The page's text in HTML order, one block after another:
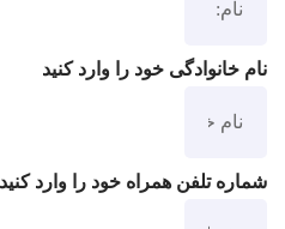
نام خانوادگی خود را وارد کنید
شماره تلفن همراه خود را وارد کنید